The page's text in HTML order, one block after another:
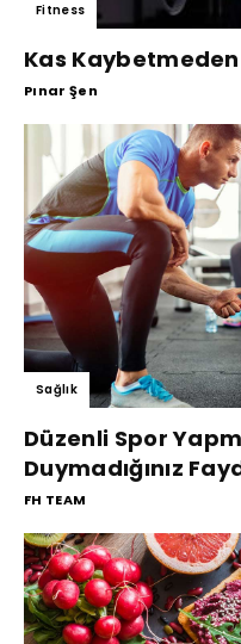
Fitness
Kas
Pınar Şen
Sağlık
Düzenli Spor
Duymadığınız
FH TEAM